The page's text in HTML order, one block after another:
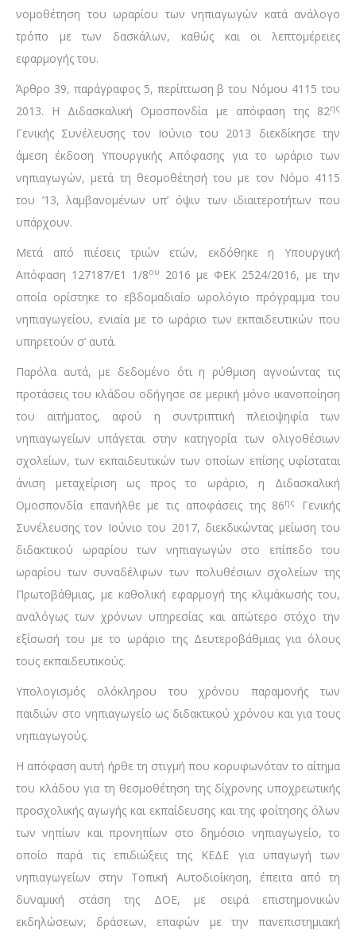
νομοθέτηση του ωραρίου των νηπιαγωγών κατά ανάλογο
τρόπο με των δασκάλων, καθώς και οι λεπτομέρειες
εφαρμογής του.
Άρθρο 39, παράγραφος 5, περίπτωση β του Νόμου 4115 του
2013. Η Διδασκαλική Ομοσπονδία με απόφαση της 82ης
Γενικής Συνέλευσης τον Ιούνιο του 2013 διεκδίκησε την
άμεση έκδοση Υπουργικής Απόφασης για το ωράριο των
νηπιαγωγών, μετά τη θεσμοθέτησή του με τον Νόμο 4115
του ’13, λαμβανομένων υπ’ όψιν των ιδιαιτεροτήτων που
υπάρχουν.
Μετά από πιέσεις τριών ετών, εκδόθηκε η Υπουργική
Απόφαση 127187/Ε1 1/8ου
2016 με ΦΕΚ 2524/2016, με την
οποία ορίστηκε το εβδομαδιαίο ωρολόγιο πρόγραμμα του
νηπιαγωγείου, ενιαία με το ωράριο των εκπαιδευτικών που
υπηρετούν σ’ αυτά.
Παρόλα αυτά, με δεδομένο ότι η ρύθμιση αγνοώντας τις
προτάσεις του κλάδου οδήγησε σε μερική μόνο ικανοποίηση
του αιτήματος, αφού η συντριπτική πλειοψηφία των
νηπιαγωγείων υπάγεται στην κατηγορία των ολιγοθέσιων
σχολείων, των εκπαιδευτικών των οποίων επίσης υφίσταται
άνιση μεταχείριση ως προς το ωράριο, η Διδασκαλική
Ομοσπονδία επανήλθε με τις αποφάσεις της 86ης
Γενικής
Συνέλευσης τον Ιούνιο του 2017, διεκδικώντας μείωση του
διδακτικού ωραρίου των νηπιαγωγών στο επίπεδο του
ωραρίου των συναδέλφων των πολυθέσιων σχολείων της
Πρωτοβάθμιας, με καθολική εφαρμογή της κλιμάκωσής του,
αναλόγως των χρόνων υπηρεσίας και απώτερο στόχο την
εξίσωσή του με το ωράριο της Δευτεροβάθμιας για όλους
τους εκπαιδευτικούς.
Υπολογισμός ολόκληρου του χρόνου παραμονής των
παιδιών στο νηπιαγωγείο ως διδακτικού χρόνου και για τους
νηπιαγωγούς.
Η απόφαση αυτή ήρθε τη στιγμή που κορυφωνόταν το αίτημα
του κλάδου για τη θεσμοθέτηση της δίχρονης υποχρεωτικής
προσχολικής αγωγής και εκπαίδευσης και της φοίτησης όλων
των νηπίων και προνηπίων στο δημόσιο νηπιαγωγείο, το
οποίο παρά τις επιδιώξεις της ΚΕΔΕ για υπαγωγή των
νηπιαγωγείων στην Τοπική Αυτοδιοίκηση, έπειτα από τη
δυναμική στάση της ΔΟΕ, με σειρά επιστημονικών
εκδηλώσεων, δράσεων, επαφών με την πανεπιστημιακή